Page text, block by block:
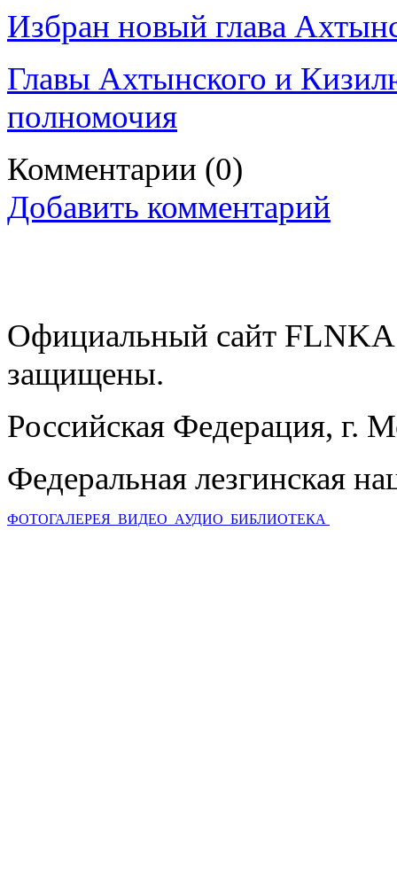
Избран новый глава
Главы Ахтынского и
полномочия
Комментарии (0)
Добавить комментарий
Официальный сайт
защищены.
Российская Федерация, г.
Федеральная лезгинская
ФОТОГАЛЕРЕЯ ВИДЕО АУДИО БИБЛИОТЕКА